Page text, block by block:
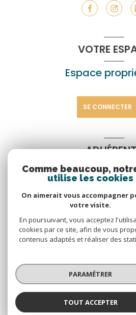
VOTRE
Espace
SE CONNECTER
Nous
© 2026 | Tous droits
Nos honoraires Nos
Comme beaucoup,
utilise les cookies
On aimerait vous accompagner
votre visite.
En poursuivant, vous acceptez
cookies par ce site, afin de vous
contenus adaptés et réaliser des
PARAMÉTRER
TOUT ACCEPTER